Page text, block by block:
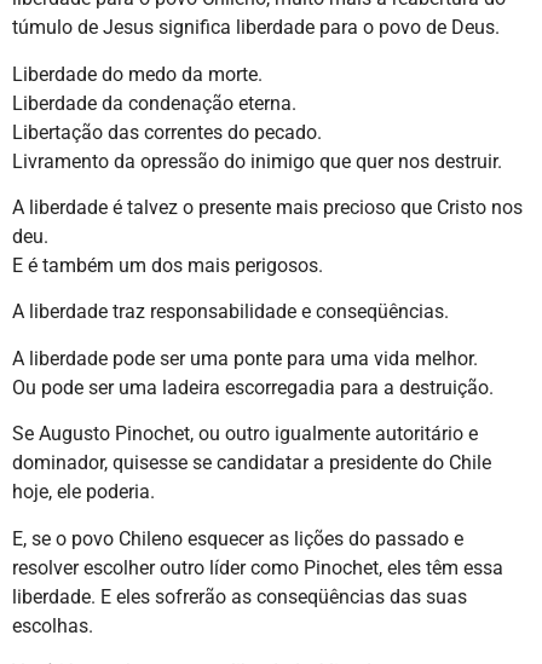
túmulo de Jesus significa liberdade para o povo de Deus.
Liberdade do medo da morte.
Liberdade da condenação eterna.
Libertação das correntes do pecado.
Livramento da opressão do inimigo que quer nos destruir.
A liberdade é talvez o presente mais precioso que Cristo nos
deu.
E é também um dos mais perigosos.
A liberdade traz responsabilidade e conseqüências.
A liberdade pode ser uma ponte para uma vida melhor.
Ou pode ser uma ladeira escorregadia para a destruição.
Se Augusto Pinochet, ou outro igualmente autoritário e
dominador, quisesse se candidatar a presidente do Chile
hoje, ele poderia.
E, se o povo Chileno esquecer as lições do passado e
resolver escolher outro líder como Pinochet, eles têm essa
liberdade. E eles sofrerão as conseqüências das suas
escolhas.